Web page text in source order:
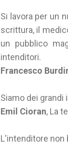
Si lavora per un
scrittura, il
un pubblico
intenditori.
Francesco
Siamo dei
Emil Cioran, La
L'intenditore non